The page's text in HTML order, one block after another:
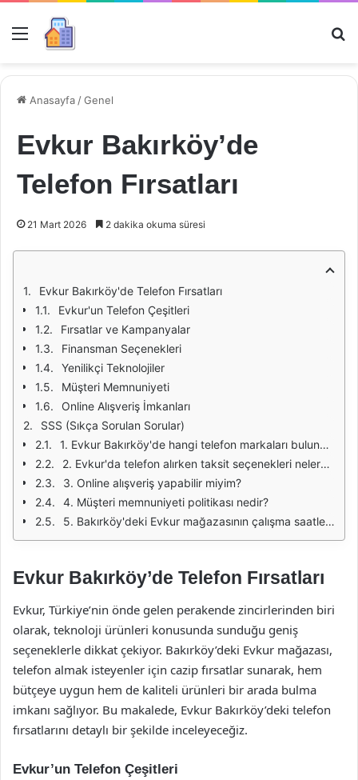
Menü
Anasayfa /Genel
Evkur Bakırköy’de
Telefon Fırsatları
21 Mart 2026 2 dakika okuma süresi
Evkur Bakırköy'de Telefon Fırsatları
Evkur'un Telefon Çeşitleri
Fırsatlar ve Kampanyalar
Finansman Seçenekleri
Yenilikçi Teknolojiler
Müşteri Memnuniyeti
Online Alışveriş İmkanları
SSS (Sıkça Sorulan Sorular)
1. Evkur Bakırköy'de hangi telefon markaları bulunmaktadır?
2. Evkur'da telefon alırken taksit seçenekleri nelerdir?
3. Online alışveriş yapabilir miyim?
4. Müşteri memnuniyeti politikası nedir?
5. Bakırköy'deki Evkur mağazasının çalışma saatleri nedir?
Evkur Bakırköy’de Telefon Fırsatları
Evkur, Türkiye’nin önde gelen perakende zincirlerinden biri
olarak, teknoloji ürünleri konusunda sunduğu geniş
seçeneklerle dikkat çekiyor. Bakırköy’deki Evkur mağazası,
telefon almak isteyenler için cazip fırsatlar sunarak, hem
bütçeye uygun hem de kaliteli ürünleri bir arada bulma
imkanı sağlıyor. Bu makalede, Evkur Bakırköy’deki telefon
fırsatlarını detaylı bir şekilde inceleyeceğiz.
Evkur’un Telefon Çeşitleri